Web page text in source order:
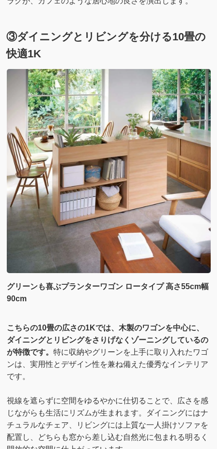
③ダイニングとリビングを分ける10畳の
快適1K
グリーンも喜ぶプランターワゴン ロータイプ 高さ55cm幅
90cm
こちらの10畳の広さの1Kでは、木製のワゴンを中心に、
ダイニングとリビングをさりげなくゾーニングしているの
が特徴です。 特に収納やグリーンを上手に取り入れたワゴ
ンは、実用性とデザイン性を兼ね備えた優秀なインテリア
です。
視線を遮らずに空間をゆるやかに仕切ることで、広さを感
じながらも生活にリズムが生まれます。ダイニングにはナ
チュラルなチェア、リビングには上質な一人掛けソファを
配置し、どちらも窓から差し込む自然光に包まれる明るく